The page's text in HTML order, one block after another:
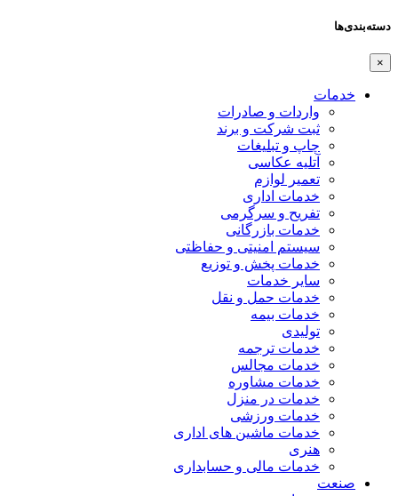
دسته‌بندی‌ها
×
خدمات
واردات و صادرات
ثبت شرکت و برند
چاپ و تبلیغات
آتلیه عکاسی
تعمیر لوازم
خدمات اداری
تفریح و سرگرمی
خدمات بازرگانی
سیستم امنیتی و حفاظتی
خدمات پخش و توزیع
سایر خدمات
خدمات حمل و نقل
خدمات بیمه
تولیدی
خدمات ترجمه
خدمات مجالس
خدمات مشاوره
خدمات در منزل
خدمات ورزشی
خدمات ماشین های اداری
هنری
خدمات مالی و حسابداری
صنعت